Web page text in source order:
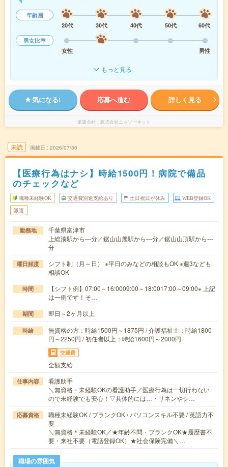
年齢層
20代
30代 40代 50代
60代
男女比率
女性
男性
もっと見る
気になる! 応募へ進む 詳しく見る
派遣会社 株式会社ニッソーネット
未読 掲載日 2026/07/30
【医療行為はナシ】時給1500円！病院で備品
のチェックなど
職種未経験OK 交通費別途支給あり 土日祝日が休み WEB登録OK
派遣
勤務地
千葉県富津市
上総湊駅から---分／鋸山山麓駅から---分／鋸山山頂駅から---
分
曜日頻度
シフト制（月～日） ※平日のみなどの相談もOK ※週3なども
相談OK
時間
【シフト例】07:00～16:0009:00～18:0017:00～09:00※ 上記
は一例です！そ…
期間 即日～2ヶ月以上
時給
無資格の方：時給1500円～1875円 / 介護福祉士：時給1800
円～2250円 / 初任者以上：時給1600円～2000円
交通費
全額支給
仕事内容
看護助手
＼無資格・未経験OKの看護助手／医療行為は一切行わない
ので未経験でも安心！▽具体的には…・リネンやシ…
応募資格
職種未経験OK / ブランクOK / パソコンスキル不要 / 英語力不
要
＼無資格＊未経験OK／★年齢不問・ブランクOK★履歴書不
要・来社不要（電話登録OK）★社会保険完備＼…
職場の雰囲気